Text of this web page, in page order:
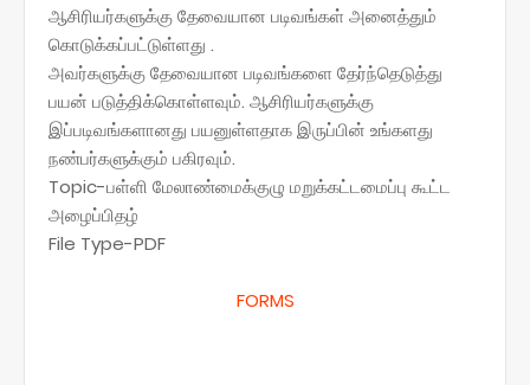
ஆசிரியர்களுக்கு தேவையான படிவங்கள் அனைத்தும்
கொடுக்கப்பட்டுள்ளது .
அவர்களுக்கு தேவையான படிவங்களை தேர்ந்தெடுத்து
பயன் படுத்திக்கொள்ளவும். ஆசிரியர்களுக்கு
இப்படிவங்களானது பயனுள்ளதாக இருப்பின் உங்களது
நண்பர்களுக்கும் பகிரவும்.
Topic-பள்ளி மேலாண்மைக்குழு மறுக்கட்டமைப்பு கூட்ட
அழைப்பிதழ்
File Type-PDF
FORMS